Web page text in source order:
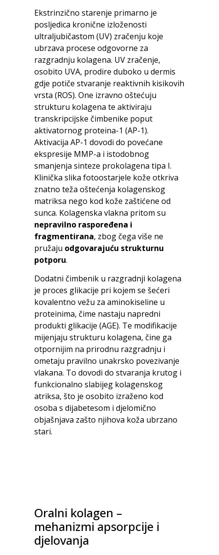
Ekstrinzično starenje primarno je
posljedica kronične izloženosti
ultraljubičastom (UV) zračenju koje
ubrzava procese odgovorne za
razgradnju kolagena. UV zračenje,
osobito UVA, prodire duboko u dermis
gdje potiče stvaranje reaktivnih kisikovih
vrsta (ROS). One izravno oštećuju
strukturu kolagena te aktiviraju
transkripcijske čimbenike poput
aktivatornog proteina-1 (AP-1).
Aktivacija AP-1 dovodi do povećane
ekspresije MMP-a i istodobnog
smanjenja sinteze prokolagena tipa I.
Klinička slika fotoostarjele kože otkriva
znatno teža oštećenja kolagenskog
matriksa nego kod kože zaštićene od
sunca. Kolagenska vlakna pritom su
nepravilno raspoređena i
fragmentirana, zbog čega više ne
pružaju odgovarajuću strukturnu
potporu.
Dodatni čimbenik u razgradnji kolagena
je proces glikacije pri kojem se šećeri
kovalentno vežu za aminokiseline u
proteinima, čime nastaju napredni
produkti glikacije (AGE). Te modifikacije
mijenjaju strukturu kolagena, čine ga
otpornijim na prirodnu razgradnju i
ometaju pravilno unakrsko povezivanje
vlakana. To dovodi do stvaranja krutog i
funkcionalno slabijeg kolagenskog
atriksa, što je osobito izraženo kod
osoba s dijabetesom i djelomično
objašnjava zašto njihova koža ubrzano
stari.
Oralni kolagen –
mehanizmi apsorpcije i
djelovanja